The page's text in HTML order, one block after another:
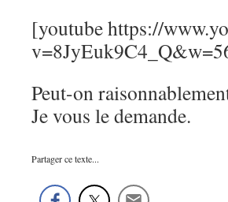
[youtube https://
Peut-on
Je vous le demande.
Partager ce texte...